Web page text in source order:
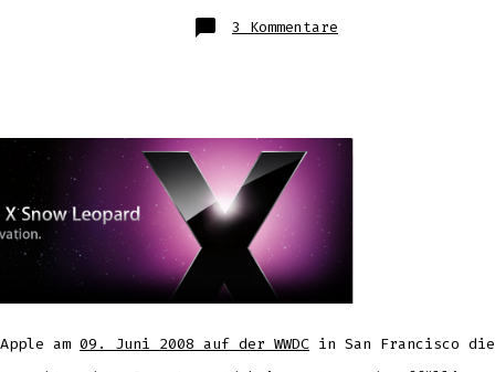
3 Kommentare
MacOS
am 09. Juni 2008 auf der WWDC in San Francisco die